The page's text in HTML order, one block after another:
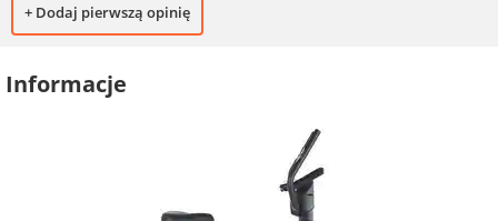
+ Dodaj pierwszą opinię
Informacje